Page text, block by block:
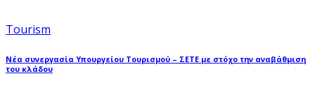
Tourism
Νέα συνεργασία Υπουργείου Τουρισμού – ΣΕΤΕ με στόχο την αναβάθμιση
του κλάδου